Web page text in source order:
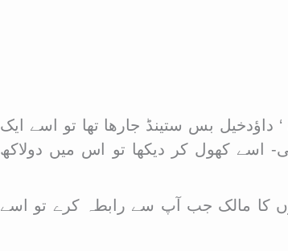
داؤدخیل بس ستینڈ جارھا تھا تو اسے ایک
کھول کر دیکھا تو اس میں دولاکھ
کا مالک جب آپ سے رابطہ کرے تو اسے